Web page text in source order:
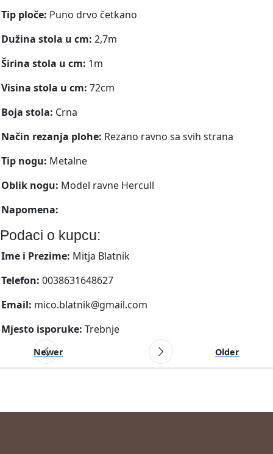
Tip ploče: Puno drvo četkano
Dužina stola u cm: 2,7m
Širina stola u cm: 1m
Visina stola u cm: 72cm
Boja stola: Crna
Način rezanja plohe: Rezano ravno sa svih strana
Tip nogu: Metalne
Oblik nogu: Model ravne Hercull
Napomena:
Podaci o kupcu:
Ime i Prezime: Mitja Blatnik
Telefon: 0038631648627
Email: mico.blatnik@gmail.com
Mjesto isporuke: Trebnje
Newer Older